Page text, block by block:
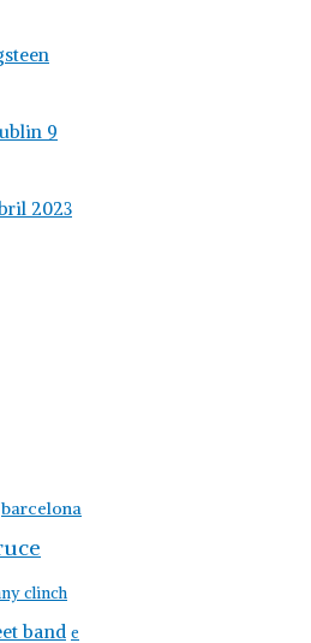
9
2023
barcelona
clinch
band e